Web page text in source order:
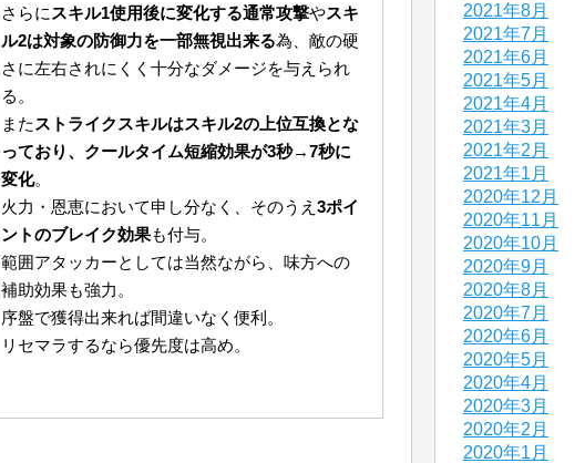
さらに スキル1使用後に変化する通常攻撃やスキ
ル2は対象の防御力を一部無視出来る為、敵の硬
さに左右されにくく十分なダメージを与えられ
る。
また ストライクスキルはスキル2の上位互換とな
っており、クールタイム短縮効果が3秒→7秒に
変化。
火力・恩恵において申し分なく、そのうえ3ポイ
ントのブレイク効果も付与。
範囲アタッカーとしては当然ながら、味方への
補助効果も強力。
序盤で獲得出来れば間違いなく便利。
リセマラするなら優先度は高め。
2021年8月
2021年7月
2021年6月
2021年5月
2021年4月
2021年3月
2021年2月
2021年1月
2020年12月
2020年11月
2020年10月
2020年9月
2020年8月
2020年7月
2020年6月
2020年5月
2020年4月
2020年3月
2020年2月
2020年1月